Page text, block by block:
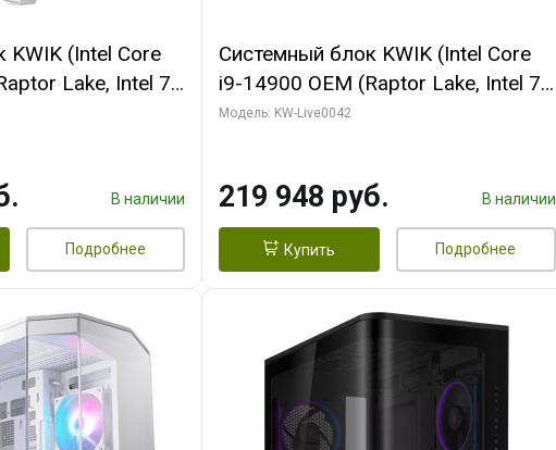
KWIK (Intel Core
Lake, Intel 7,
ГБ ОЗУ (2
В наличии
Подробнее
Системный блок KWIK (Intel Core
i9-14900 OEM (Raptor Lake, Intel 7,
C24 16EC/8PC// 16 ГБ ОЗУ (2
256bi/ 512 ГБ SSD)
Модель: KW-Live0042
219 948 руб. В наличии
Купить Подробнее